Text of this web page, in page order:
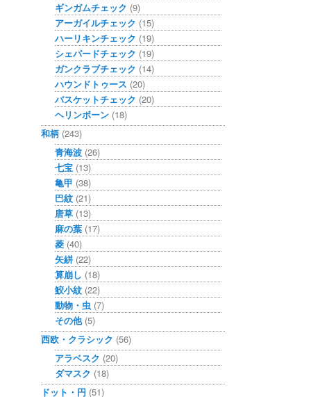
ギンガムチェック (9)
アーガイルチェック (15)
ハーリキンチェック (19)
シェパードチェック (19)
ガンクラブチェック (14)
ハウンドトゥース (20)
バスケットチェック (20)
ヘリンボーン (18)
和柄 (243)
青海波 (26)
七宝 (13)
亀甲 (38)
巴紋 (21)
唐草 (13)
麻の葉 (17)
菱 (40)
矢絣 (22)
算崩し (18)
鮫小紋 (22)
動物・虫 (7)
その他(5)
西欧・クラシック (56)
アラベスク (20)
ダマスク (18)
ドット・円 (51)